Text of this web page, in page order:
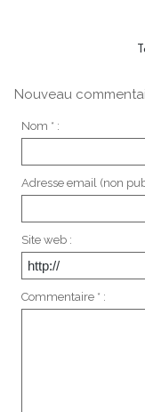
Nouveau
Nom * :
Adresse email (non
Site web :
Commentaire * :